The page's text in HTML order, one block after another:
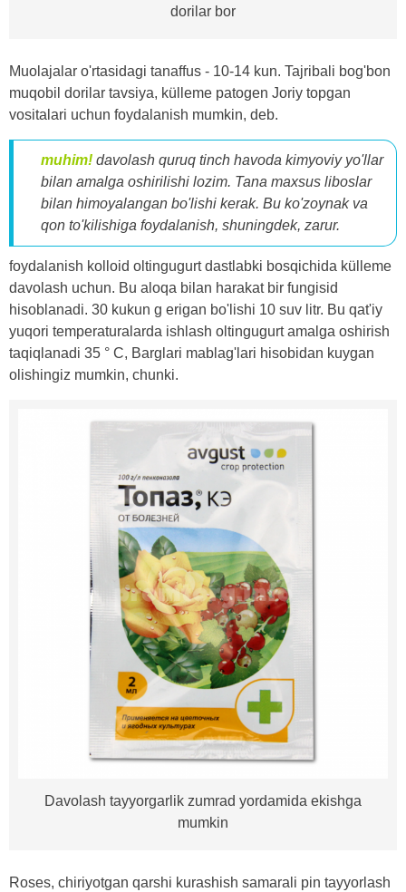
dorilar bor
Muolajalar o'rtasidagi tanaffus - 10-14 kun. Tajribali bog'bon
muqobil dorilar tavsiya, külleme patogen Joriy topgan
vositalari uchun foydalanish mumkin, deb.
muhim! davolash quruq tinch havoda kimyoviy yo'llar
bilan amalga oshirilishi lozim. Tana maxsus liboslar
bilan himoyalangan bo'lishi kerak. Bu ko'zoynak va
qon to'kilishiga foydalanish, shuningdek, zarur.
foydalanish kolloid oltingugurt dastlabki bosqichida külleme
davolash uchun. Bu aloqa bilan harakat bir fungisid
hisoblanadi. 30 kukun g erigan bo'lishi 10 suv litr. Bu qat'iy
yuqori temperaturalarda ishlash oltingugurt amalga oshirish
taqiqlanadi 35 ° C, Barglari mablag'lari hisobidan kuygan
olishingiz mumkin, chunki.
Davolash tayyorgarlik zumrad yordamida ekishga
mumkin
Roses, chiriyotgan qarshi kurashish samarali pin tayyorlash